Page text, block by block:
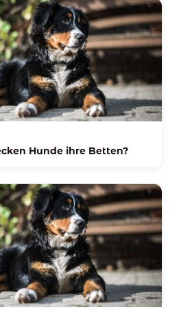
Hunde ihre Betten?